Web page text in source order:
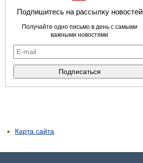
Подпишитесь на рассылку новостей
Получайте одно письмо в день с самыми
важными новостями
Карта сайта